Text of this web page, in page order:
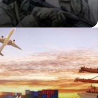
lumière pour
luminosité,
vision dans un
ou de faible